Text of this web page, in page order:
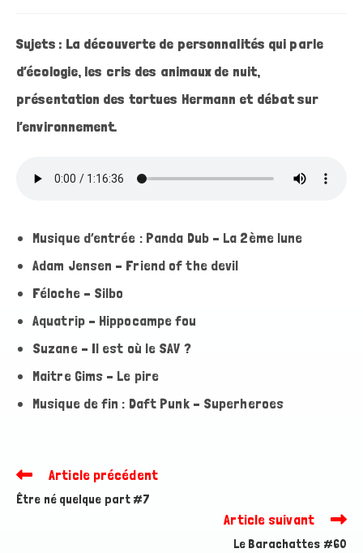
Sujets : La découverte de personnalités qui parle
d’écologie, les cris des animaux de nuit,
présentation des tortues Hermann et débat sur
l’environnement.
Musique d’entrée : Panda Dub – La 2ème lune
Adam Jensen – Friend of the devil
Féloche – Silbo
Aquatrip – Hippocampe fou
Suzane – Il est où le SAV ?
Maitre Gims – Le pire
Musique de fin : Daft Punk – Superheroes
Read
articles
Article précédent
Être né quelque part #7
Article suivant
Le Barachattes #60